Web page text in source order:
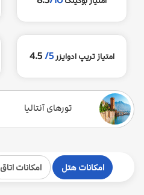
امتیاز تریپ ادوایزر5/
4.5
تورهای آنتالیا
امکانات هتل امکانات اتاق